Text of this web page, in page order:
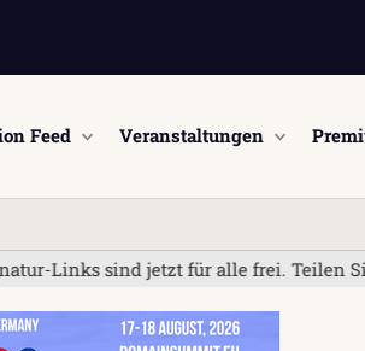
Feed Veranstaltungen
für alle frei. Teilen Sie Ihre eigenen